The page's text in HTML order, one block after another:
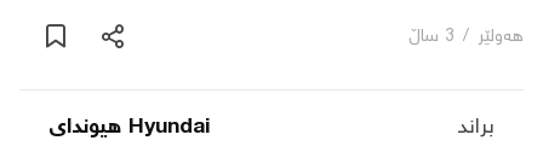
هەولێر / 3 ساڵ
براند Hyundai هیوندای